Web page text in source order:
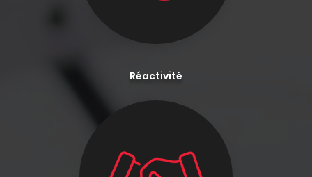
Réactivité